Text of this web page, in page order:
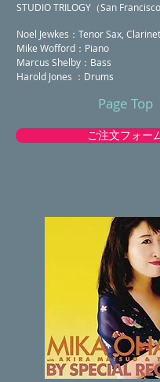
STUDIO TRILOGY（San
Noel Jewkes：Tenor Sax,
Mike Wofford：Piano
Marcus Shelby：Bass
Harold Jones ：Drums
Page Top
ご注文フォー